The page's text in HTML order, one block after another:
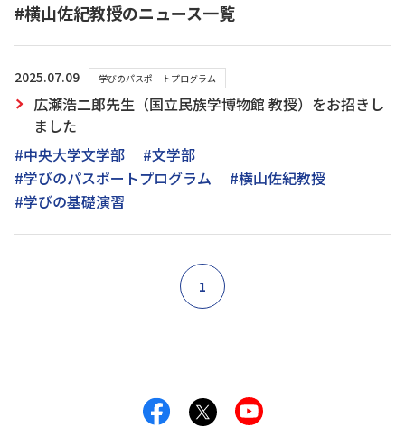
#横山佐紀教授のニュース一覧
2025.07.09 学びのパスポートプログラム
広瀬浩二郎先生（国立民族学博物館 教授）をお招きし
ました
#中央大学文学部
#文学部
#学びのパスポートプログラム
#横山佐紀教授
#学びの基礎演習
1